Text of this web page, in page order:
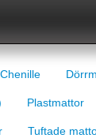
Chenille
Plastmattor
Tuftade